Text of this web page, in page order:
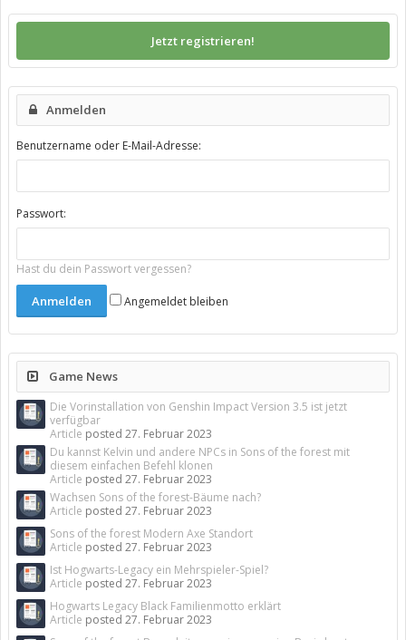
Jetzt registrieren!
Anmelden
Benutzername oder E-Mail-Adresse:
Passwort:
Hast du dein Passwort vergessen?
Angemeldet bleiben
Game News
Die Vorinstallation von Genshin Impact Version 3.5 ist jetzt
verfügbar
Article posted 27. Februar 2023
Du kannst Kelvin und andere NPCs in Sons of the forest mit
diesem einfachen Befehl klonen
Article posted 27. Februar 2023
Wachsen Sons of the forest-Bäume nach?
Article posted 27. Februar 2023
Sons of the forest Modern Axe Standort
Article posted 27. Februar 2023
Ist Hogwarts-Legacy ein Mehrspieler-Spiel?
Article posted 27. Februar 2023
Hogwarts Legacy Black Familienmotto erklärt
Article posted 27. Februar 2023